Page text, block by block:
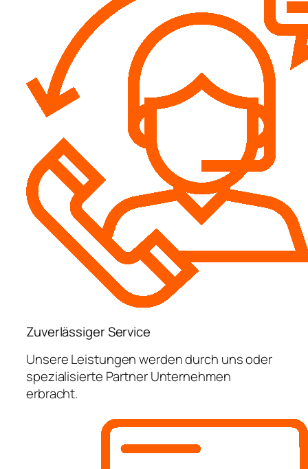
Zuverlässiger Service
Unsere Leistungen werden durch uns oder
spezialisierte Partner Unternehmen
erbracht.